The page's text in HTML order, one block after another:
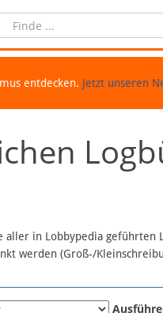
entdecken. Jetzt unseren
in Lobbypedia geführten
werden (Groß-/